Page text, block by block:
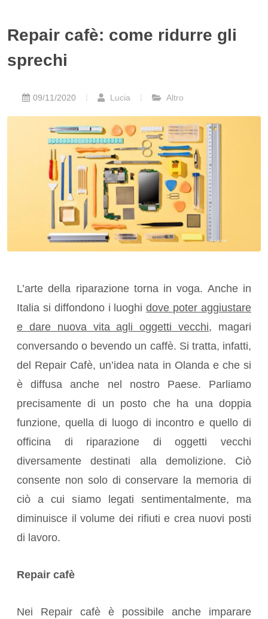
Repair cafè: come ridurre gli
sprechi
09/11/2020 Lucia Altro
L’arte della riparazione torna in voga. Anche in
Italia si diffondono i luoghidove poter aggiustare
e dare nuova vita agli oggetti vecchi, magari
conversando o bevendo un caffè. Si tratta, infatti,
del Repair Cafè, un’idea nata in Olanda e che si
è diffusa anche nel nostro Paese. Parliamo
precisamente di un posto che ha una doppia
funzione, quella di luogo di incontro e quello di
officina di riparazione di oggetti vecchi
diversamente destinati alla demolizione. Ciò
consente non solo di conservare la memoria di
ciò a cui siamo legati sentimentalmente, ma
diminuisce il volume dei rifiuti e crea nuovi posti
di lavoro.
Repair cafè
Nei Repair cafè è possibile anche imparare